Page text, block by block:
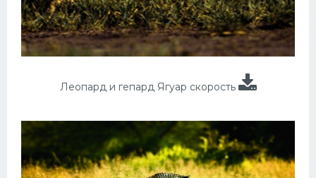
Леопард и гепард Ягуар скорость